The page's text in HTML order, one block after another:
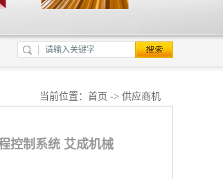
当前位置： 首页 -> 供应商机
控制系统 艾成机械